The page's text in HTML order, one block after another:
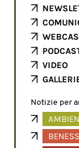
VIDEO
Notizie per